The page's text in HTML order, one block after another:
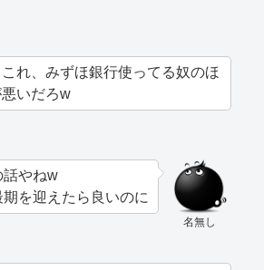
これ、みずほ銀行使ってる奴のほ
悪いだろw
名無し
話やねw
を迎えたら良いのに